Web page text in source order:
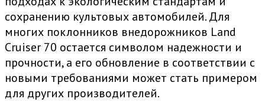
сохранению культовых автомобилей. Для
многих поклонников внедорожников Land
Cruiser 70 остается символом надежности и
прочности, а его обновление в соответствии с
новыми требованиями может стать примером
для других производителей.